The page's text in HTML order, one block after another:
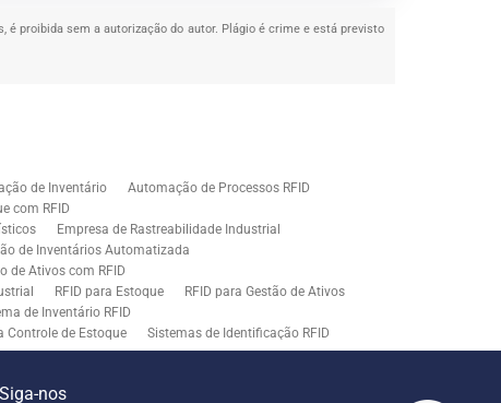
proibida sem a autorização do autor. Plágio é crime e está previsto
de Inventário
Automação de Processos RFID
com RFID
Empresa de Rastreabilidade Industrial
de Inventários Automatizada
de Ativos com RFID
RFID para Estoque
RFID para Gestão de Ativos
de Inventário RFID
Controle de Estoque
Sistemas de Identificação RFID
em Rastreamento RFID
Middleware para Integração de Sistemas
Siga-nos